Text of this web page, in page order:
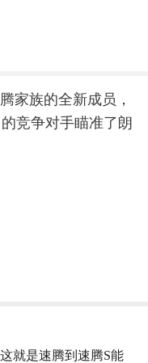
家族的全新成员，
竞争对手瞄准了朗
就是速腾到速腾S能